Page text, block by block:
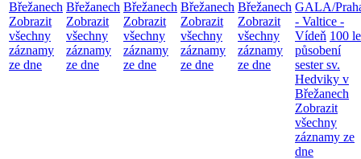
Břežanech
Zobrazit
všechny
záznamy
ze dne
Břežanech
Zobrazit
všechny
záznamy
ze dne
Břežanech
Zobrazit
všechny
záznamy
ze dne
Břežanech
Zobrazit
všechny
záznamy
ze dne
Břežanech
Zobrazit
všechny
záznamy
ze dne
GALA/
- Valtice -
Vídeň 100
působení
sester sv.
Hedviky v
Břežanech
Zobrazit
všechny
záznamy ze
dne